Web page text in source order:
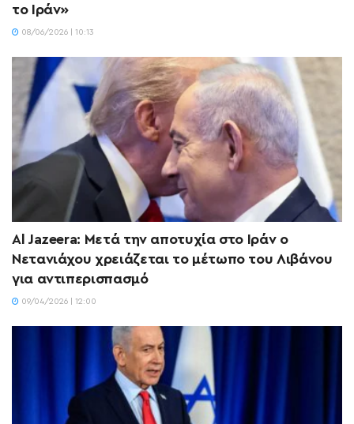
το Ιράν»
08/06/2026 | 10:13
Al Jazeera: Μετά την αποτυχία στο Ιράν ο
Νετανιάχου χρειάζεται το μέτωπο του Λιβάνου
για αντιπερισπασμό
09/04/2026 | 12:00